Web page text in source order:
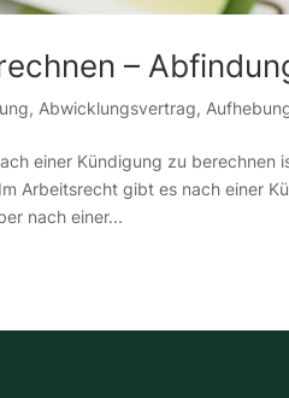
–
, Abwicklungsvertrag,
einer Kündigung zu
Arbeitsrecht gibt es nach einer
nach einer...